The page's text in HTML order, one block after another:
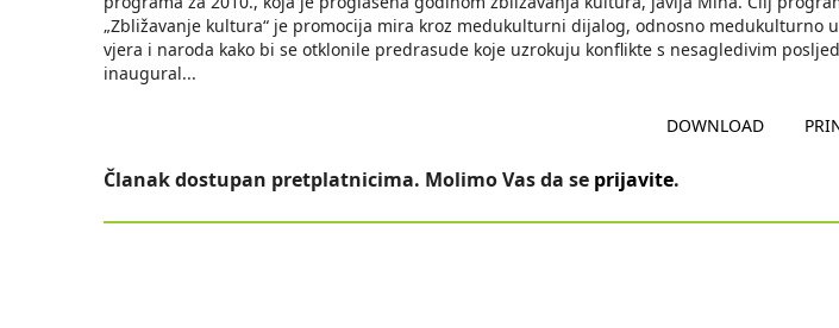
„Zbližavanje kultura“ je promocija mira kroz medukulturni dijalog, odnosno medukulturno
vjera i naroda kako bi se otklonile predrasude koje uzrokuju konflikte s nesagledivim
inaugural...
DOWNLOAD
Članak dostupan pretplatnicima. Molimo Vas da se prijavite.